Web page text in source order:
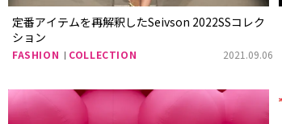
定番アイテムを再解釈したSeivson 2022SSコレク
ション
FASHION COLLECTION 2021.09.06